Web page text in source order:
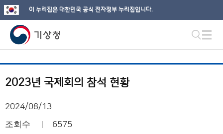
이 누리집은 대한민국 공식 전자정부 누리집입니다.
2023년 국제회의 참석 현황
2024/08/13
조회수 6575